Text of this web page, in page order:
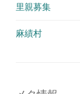
里親募集
麻績村